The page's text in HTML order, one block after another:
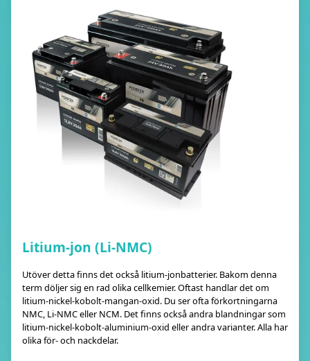
Litium-jon (Li-NMC)
Utöver detta finns det också litium-jonbatterier. Bakom denna
term döljer sig en rad olika cellkemier. Oftast handlar det om
litium-nickel-kobolt-mangan-oxid. Du ser ofta förkortningarna
NMC, Li-NMC eller NCM. Det finns också andra blandningar som
litium-nickel-kobolt-aluminium-oxid eller andra varianter. Alla har
olika för- och nackdelar.